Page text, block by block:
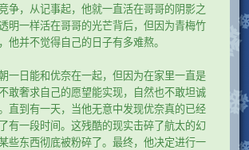
争，从记事起，他就一直活在哥哥的阴影之
明一样活在哥哥的光芒背后，但因为青梅竹
他并不觉得自己的日子有多难熬。
一日能和优奈在一起，但因为在家里一直是
敢奢求自己的愿望能实现，自然也不敢坦诚
直到有一天，当他无意中发现优奈真的已经
有一段时间。这残酷的现实击碎了航太的幻
些东西彻底被粉碎了。最终，他决定进行一